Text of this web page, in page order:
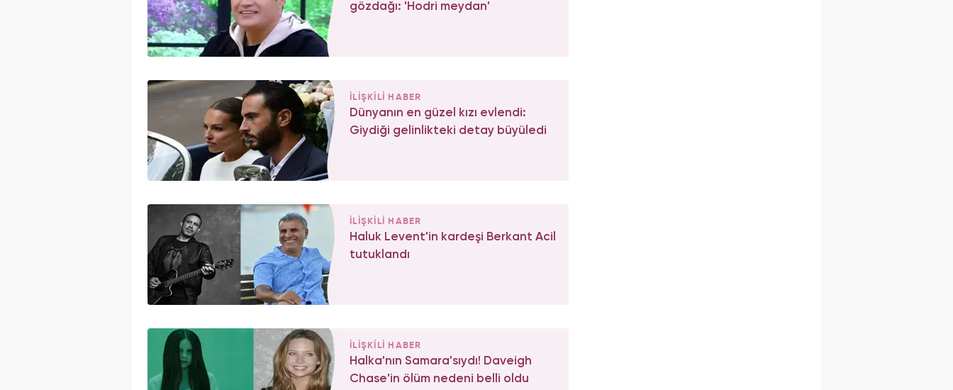
gözdağı: 'Hodri meydan'
İLİŞKİLİ HABER
Dünyanın en güzel kızı evlendi:
Giydiği gelinlikteki detay büyüledi
İLİŞKİLİ HABER
Haluk Levent'in kardeşi Berkant Acil
tutuklandı
İLİŞKİLİ HABER
Halka'nın Samara'sıydı! Daveigh
Chase'in ölüm nedeni belli oldu